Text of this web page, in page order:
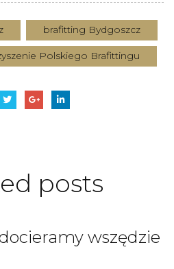
brafitting Bydgoszcz
Polskiego Brafittingu
posts
wszędzie